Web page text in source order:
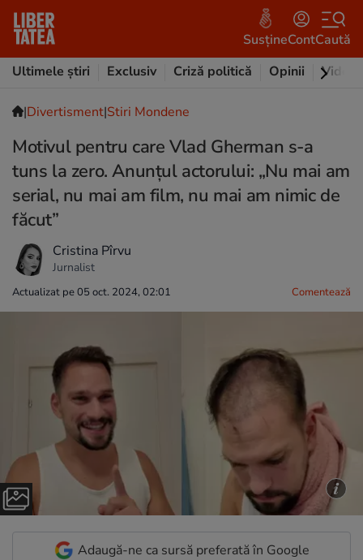
SusțineContCaută
Ultimele știri
Exclusiv Criză politică Opinii Video
|Divertisment|Stiri Mondene
Motivul pentru care Vlad Gherman s-a
tuns la zero. Anunțul actorului: „Nu mai am
serial, nu mai am film, nu mai am nimic de
făcut”
Cristina Pîrvu
Jurnalist
Actualizat pe 05 oct. 2024, 02:01 Comentează
Adaugă-ne ca sursă preferată în Google